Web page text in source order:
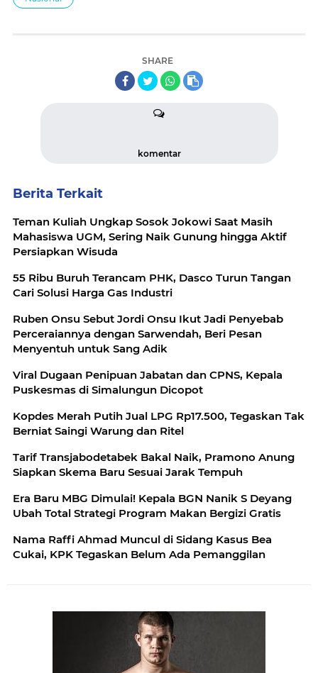
SHARE
komentar
Berita Terkait
Teman Kuliah Ungkap Sosok Jokowi Saat Masih
Mahasiswa UGM, Sering Naik Gunung hingga Aktif
Persiapkan Wisuda
55 Ribu Buruh Terancam PHK, Dasco Turun Tangan
Cari Solusi Harga Gas Industri
Ruben Onsu Sebut Jordi Onsu Ikut Jadi Penyebab
Perceraiannya dengan Sarwendah, Beri Pesan
Menyentuh untuk Sang Adik
Viral Dugaan Penipuan Jabatan dan CPNS, Kepala
Puskesmas di Simalungun Dicopot
Kopdes Merah Putih Jual LPG Rp17.500, Tegaskan Tak
Berniat Saingi Warung dan Ritel
Tarif Transjabodetabek Bakal Naik, Pramono Anung
Siapkan Skema Baru Sesuai Jarak Tempuh
Era Baru MBG Dimulai! Kepala BGN Nanik S Deyang
Ubah Total Strategi Program Makan Bergizi Gratis
Nama Raffi Ahmad Muncul di Sidang Kasus Bea
Cukai, KPK Tegaskan Belum Ada Pemanggilan